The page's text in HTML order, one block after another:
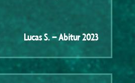
Lucas S. – Abitur 2023